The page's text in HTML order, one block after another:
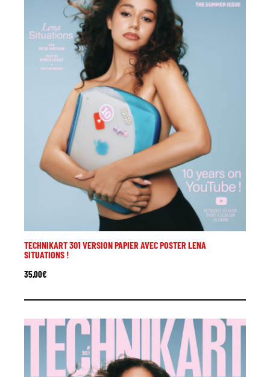
TECHNIKART 301 VERSION PAPIER AVEC POSTER LENA
SITUATIONS !
35,00€